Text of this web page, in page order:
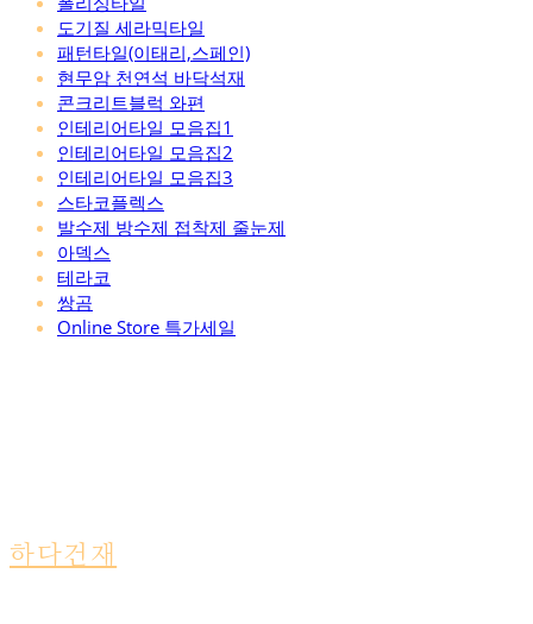
도기질 세라믹타일
패턴타일(이태리,스페인)
현무암 천연석 바닥석재
콘크리트블럭 와편
인테리어타일 모음집1
인테리어타일 모음집2
인테리어타일 모음집3
스타코플렉스
발수제 방수제 접착제 줄눈제
아덱스
테라코
쌍곰
Online Store 특가세일
하다건재